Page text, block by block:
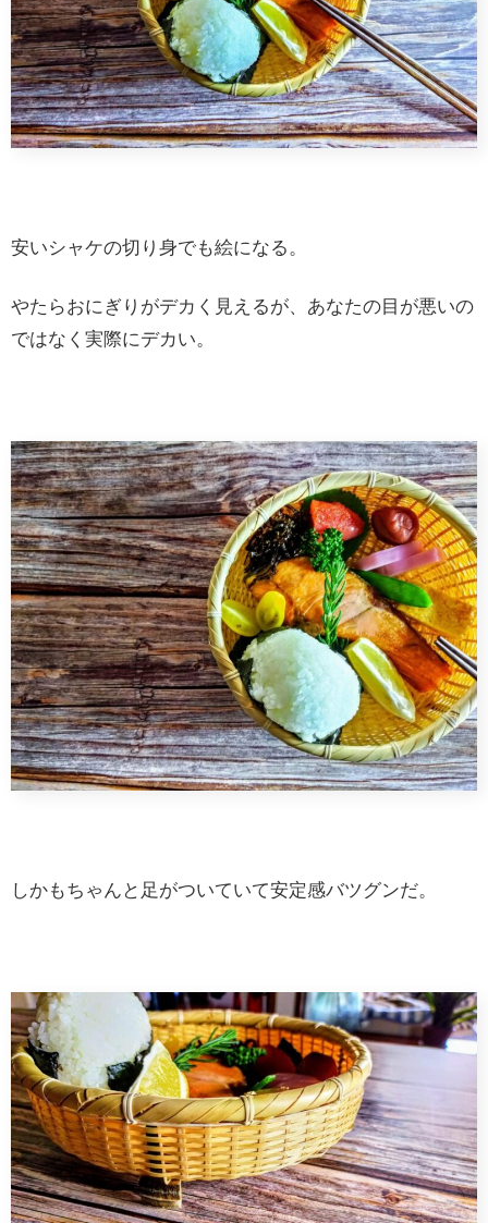
安いシャケの切り身でも絵になる。
やたらおにぎりがデカく見えるが、あなたの目が悪いの
ではなく実際にデカい。
しかもちゃんと足がついていて安定感バツグンだ。